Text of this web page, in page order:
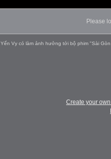
Please
Yến Vy có làm ảnh hưởng tới bộ phim "Sài
Create your